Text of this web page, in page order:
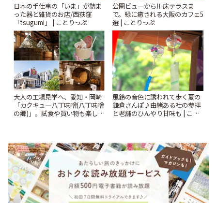
日本の手仕事の「いま」が詰ま
った器と雑貨のお店/西荻窪
「tsugumi」 | ことりっぷ
公園ビューから川床テラスま
で。緑に癒される大阪のカフェ5
選 | ことりっぷ
大人の工場見学へ、愛知・岡崎
「カクキュー八丁味噌(八丁味噌
の郷)」。試食や買い物も楽しみ
風鈴の音色に誘われて歩く夏の
鎌倉さんぽ♪由緒ある社の参拝
と老舗のひんやり甘味も | こと